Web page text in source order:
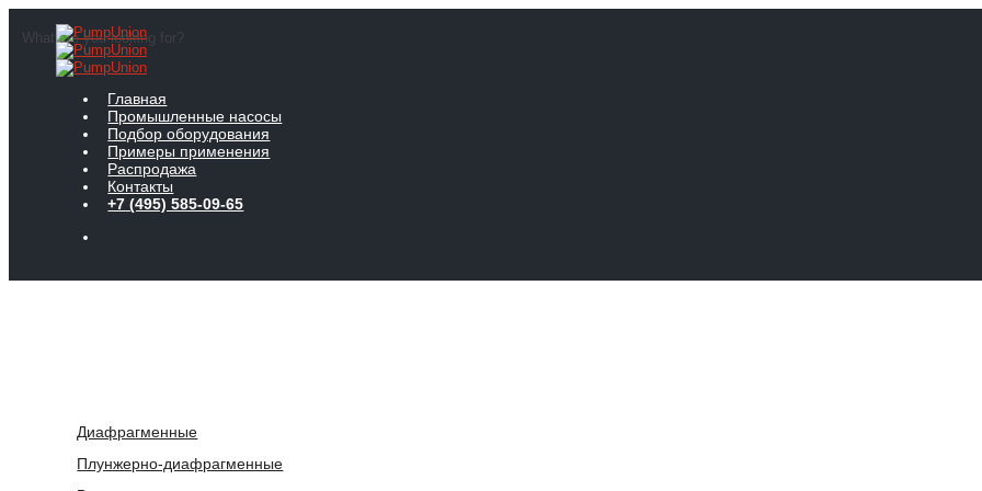
Главная
Промышленные насосы
Подбор оборудования
Примеры применения
Распродажа
Контакты
+7 (495) 585-09-65
Диафрагменные
Плунжерно-диафрагменные
What are you looking for?